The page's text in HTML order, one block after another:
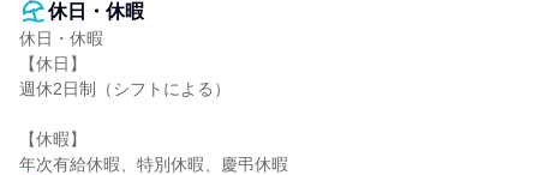
休日・休暇
休日・休暇
【休日】
週休2日制（シフトによる）
【休暇】
年次有給休暇、特別休暇、慶弔休暇